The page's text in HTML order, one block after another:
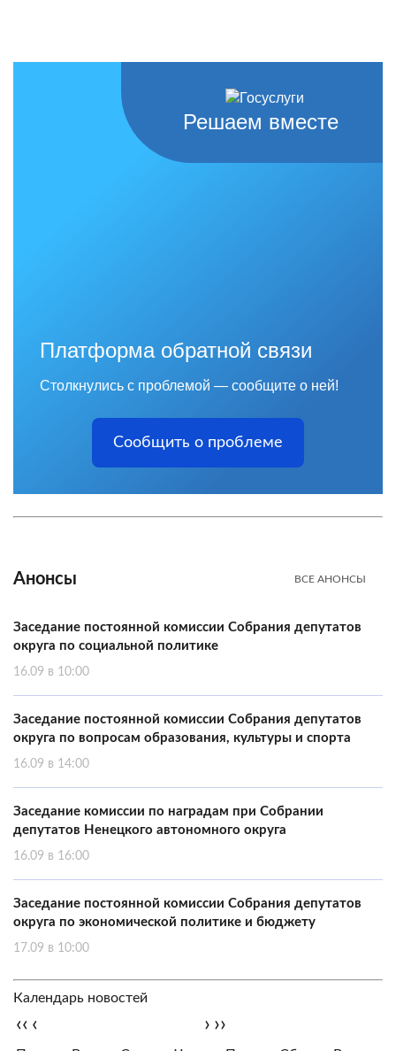
Решаем вместе
Платформа обратной связи
Столкнулись с проблемой — сообщите о ней!
Сообщить о проблеме
Анонсы ВСЕ АНОНСЫ
Заседание постоянной комиссии Собрания депутатов
округа по социальной политике
16.09 в 10:00
Заседание постоянной комиссии Собрания депутатов
округа по вопросам образования, культуры и спорта
16.09 в 14:00
Заседание комиссии по наградам при Собрании
депутатов Ненецкого автономного округа
16.09 в 16:00
Заседание постоянной комиссии Собрания депутатов
округа по экономической политике и бюджету
17.09 в 10:00
Календарь новостей
‹‹ ‹ › ››